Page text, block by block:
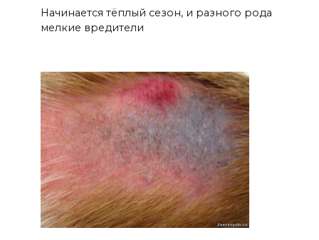
Начинается тёплый сезон, и разного рода
мелкие вредители